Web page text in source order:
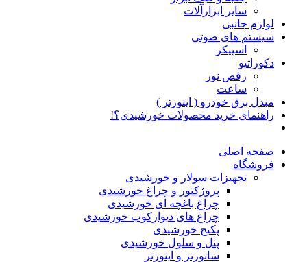
سایر ابزارآلات
لوازم جانبی
سیستم های صوتی
اسپیکر
دکوراتیو
رقص نور
ساعت
مبدل برق خودرو ( اینورتر )
راهنمای خرید محصولات خورشیدی؟!
صفحه اصلی
فروشگاه
تجهیزات سولار و خورشیدی
پروژکتور و چراغ خورشیدی
چراغ باغچه ای خورشیدی
چراغ های دیوارکوب خورشیدی
پکیج خورشیدی
پنل و سلول خورشیدی
سانورتر و اینورتر